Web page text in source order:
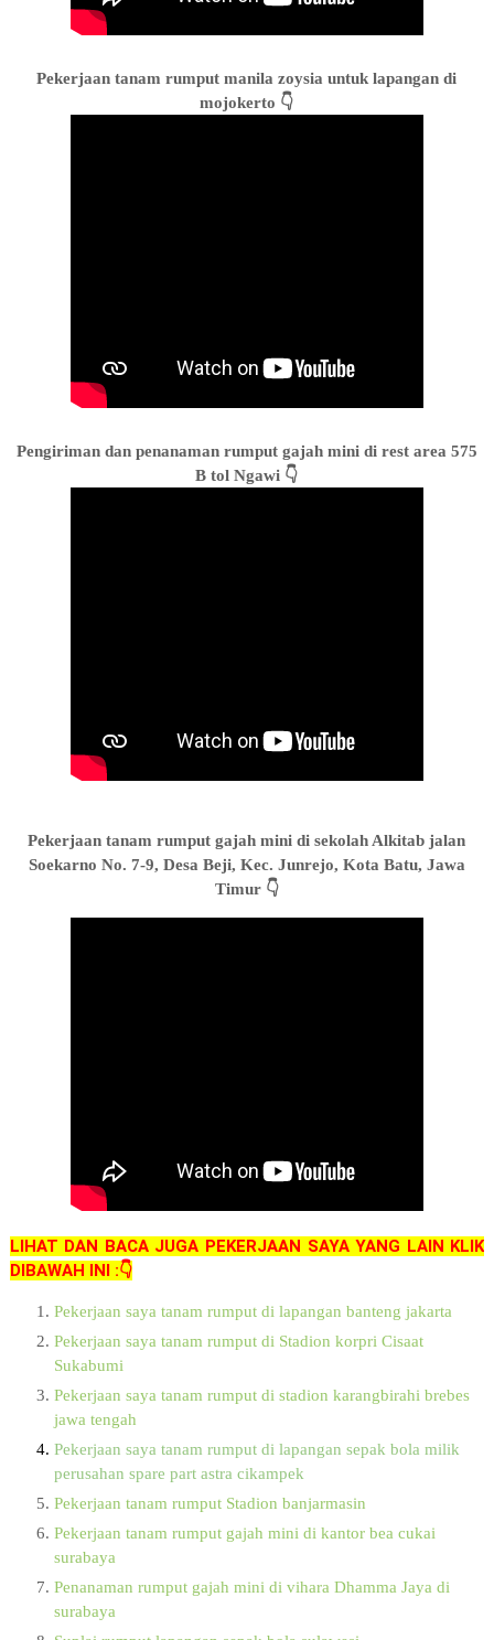
Pekerjaan tanam rumput manila zoysia untuk lapangan di
mojokerto 👇
Pengiriman dan penanaman rumput gajah mini di rest area 575
B tol Ngawi 👇
Pekerjaan tanam rumput gajah mini di sekolah Alkitab jalan
Soekarno No. 7-9, Desa Beji, Kec. Junrejo, Kota Batu, Jawa
Timur 👇
LIHAT DAN BACA JUGA PEKERJAAN SAYA YANG LAIN KLIK
DIBAWAH INI :👇
Pekerjaan saya tanam rumput di lapangan banteng jakarta
Pekerjaan saya tanam rumput di Stadion korpri Cisaat
Sukabumi
Pekerjaan saya tanam rumput di stadion karangbirahi brebes
jawa tengah
Pekerjaan saya tanam rumput di lapangan sepak bola milik
perusahan spare part astra cikampek
Pekerjaan tanam rumput Stadion banjarmasin
Pekerjaan tanam rumput gajah mini di kantor bea cukai
surabaya
Penanaman rumput gajah mini di vihara Dhamma Jaya di
surabaya